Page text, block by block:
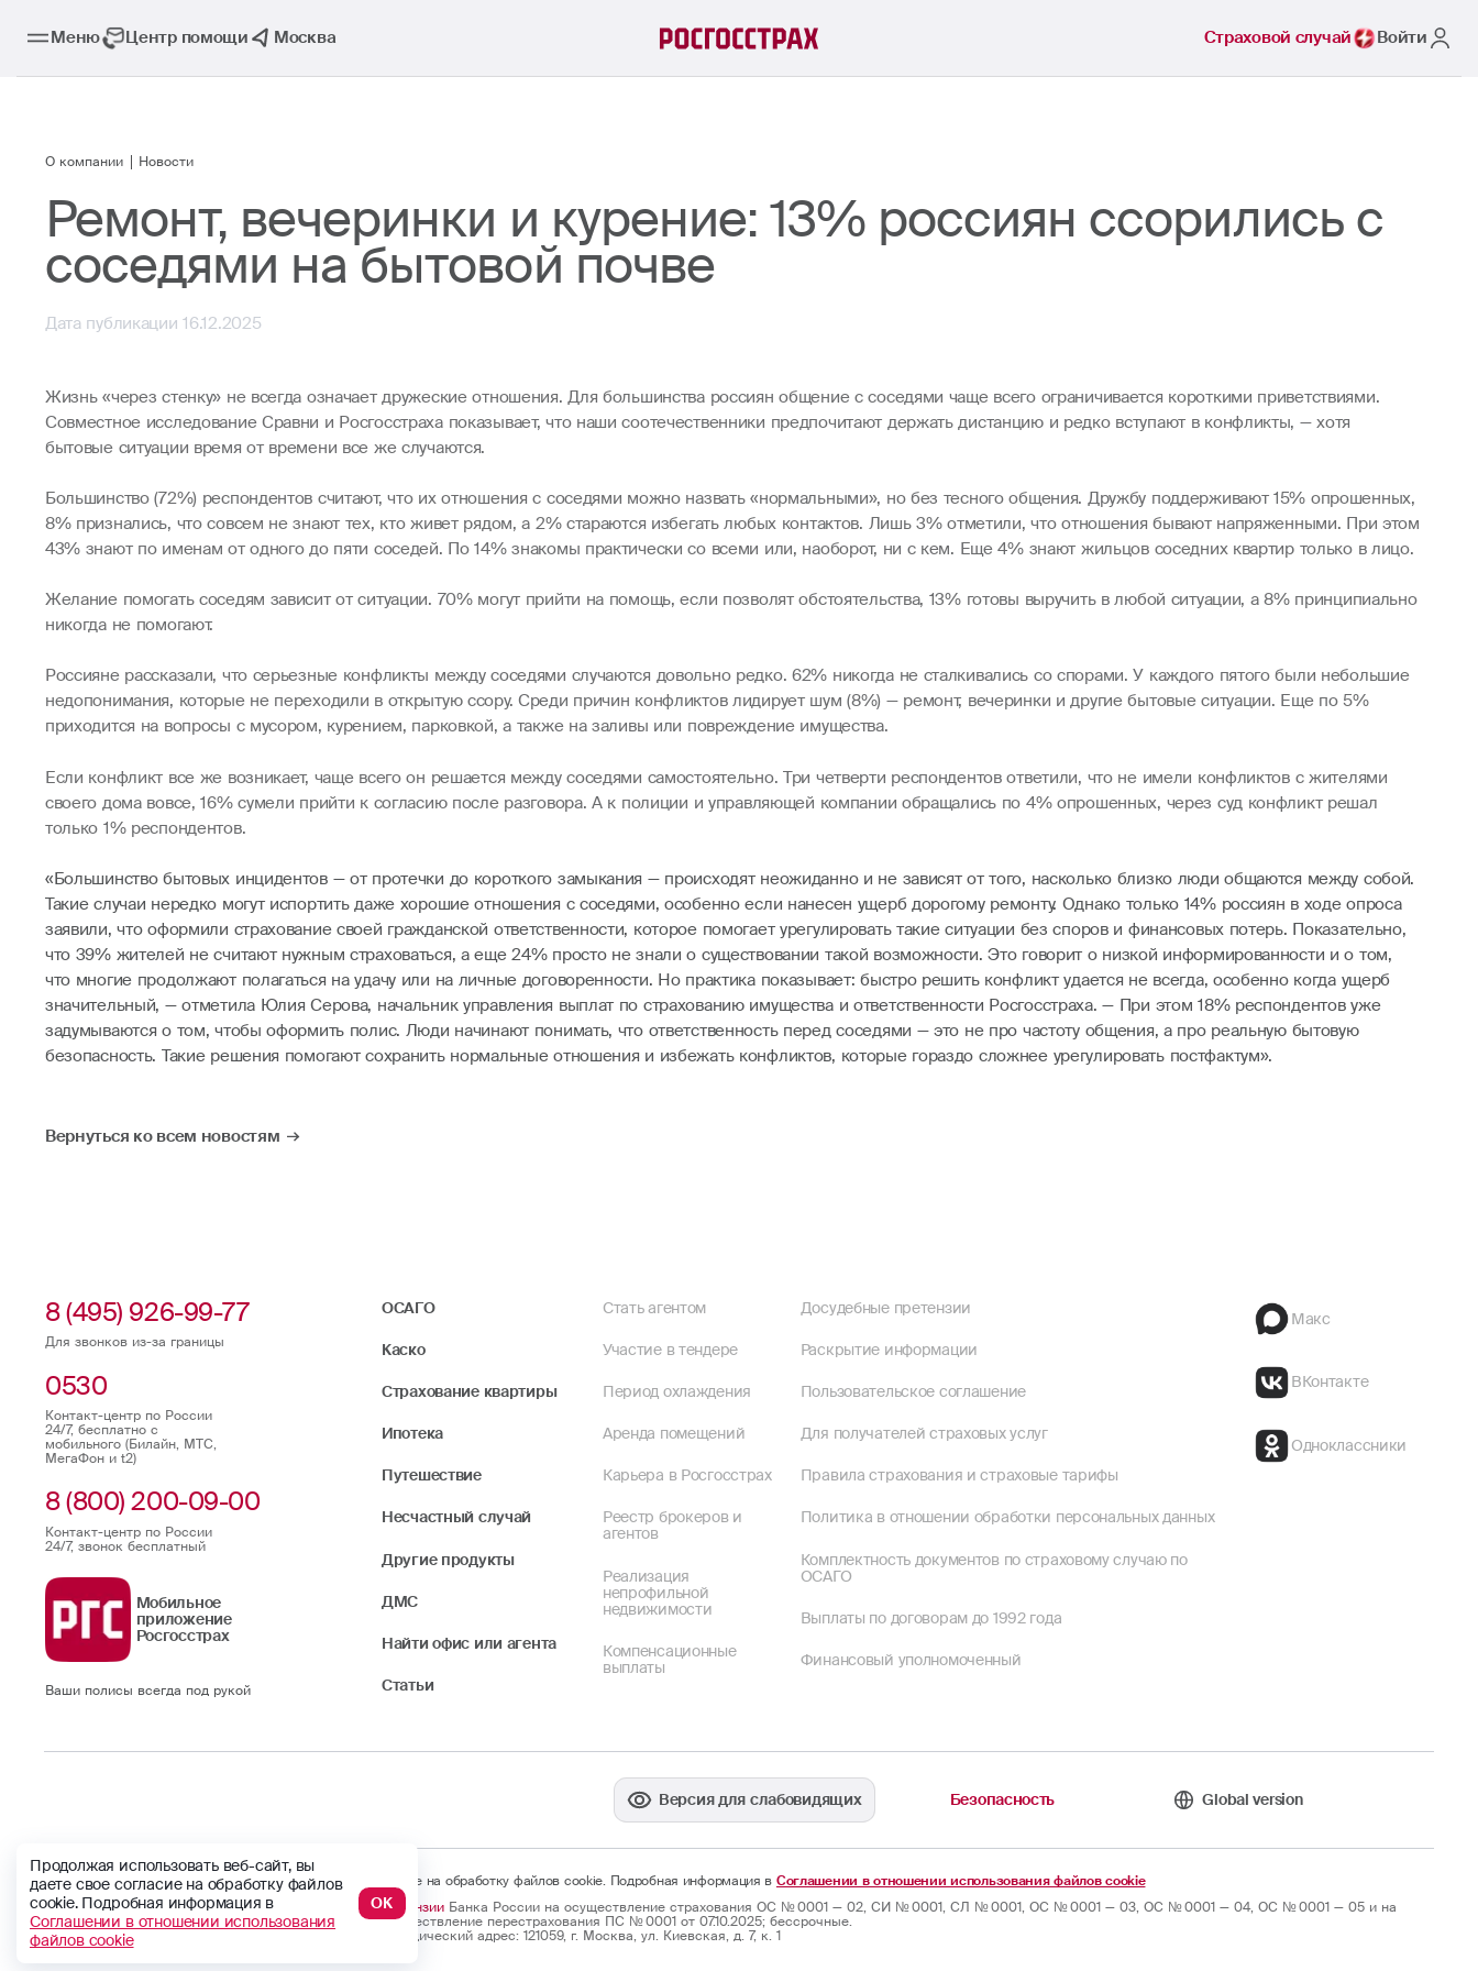
Меню Центр помощи Москва Страховой случай Войти
О компании Новости
Ремонт, вечеринки и курение: 13% россиян ссорились с
соседями на бытовой почве
Дата публикации 16.12.2025
Жизнь «через стенку» не всегда означает дружеские отношения. Для большинства россиян общение с соседями чаще всего ограничивается короткими приветствиями.
Совместное исследование Сравни и Росгосстраха показывает, что наши соотечественники предпочитают держать дистанцию и редко вступают в конфликты, — хотя
бытовые ситуации время от времени все же случаются.
Большинство (72%) респондентов считают, что их отношения с соседями можно назвать «нормальными», но без тесного общения. Дружбу поддерживают 15% опрошенных,
8% признались, что совсем не знают тех, кто живет рядом, а 2% стараются избегать любых контактов. Лишь 3% отметили, что отношения бывают напряженными. При этом
43% знают по именам от одного до пяти соседей. По 14% знакомы практически со всеми или, наоборот, ни с кем. Еще 4% знают жильцов соседних квартир только в лицо.
Желание помогать соседям зависит от ситуации. 70% могут прийти на помощь, если позволят обстоятельства, 13% готовы выручить в любой ситуации, а 8% принципиально
никогда не помогают.
Россияне рассказали, что серьезные конфликты между соседями случаются довольно редко. 62% никогда не сталкивались со спорами. У каждого пятого были небольшие
недопонимания, которые не переходили в открытую ссору. Среди причин конфликтов лидирует шум (8%) — ремонт, вечеринки и другие бытовые ситуации. Еще по 5%
приходится на вопросы с мусором, курением, парковкой, а также на заливы или повреждение имущества.
Если конфликт все же возникает, чаще всего он решается между соседями самостоятельно. Три четверти респондентов ответили, что не имели конфликтов с жителями
своего дома вовсе, 16% сумели прийти к согласию после разговора. А к полиции и управляющей компании обращались по 4% опрошенных, через суд конфликт решал
только 1% респондентов.
«Большинство бытовых инцидентов — от протечки до короткого замыкания — происходят неожиданно и не зависят от того, насколько близко люди общаются между собой.
Такие случаи нередко могут испортить даже хорошие отношения с соседями, особенно если нанесен ущерб дорогому ремонту. Однако только 14% россиян в ходе опроса
заявили, что оформили страхование своей гражданской ответственности, которое помогает урегулировать такие ситуации без споров и финансовых потерь. Показательно,
что 39% жителей не считают нужным страховаться, а еще 24% просто не знали о существовании такой возможности. Это говорит о низкой информированности и о том,
что многие продолжают полагаться на удачу или на личные договоренности. Но практика показывает: быстро решить конфликт удается не всегда, особенно когда ущерб
значительный, — отметила Юлия Серова, начальник управления выплат по страхованию имущества и ответственности Росгосстраха. — При этом 18% респондентов уже
задумываются о том, чтобы оформить полис. Люди начинают понимать, что ответственность перед соседями — это не про частоту общения, а про реальную бытовую
безопасность. Такие решения помогают сохранить нормальные отношения и избежать конфликтов, которые гораздо сложнее урегулировать постфактум».
Вернуться ко всем новостям
8 (495) 926-99-77
Для звонков из-за границы
0530
Контакт-центр по России
24/7, бесплатно с
мобильного (Билайн, МТС,
МегаФон и t2)
8 (800) 200-09-00
Контакт-центр по России
24/7, звонок бесплатный
Мобильное
приложение
Росгосстрах
Ваши полисы всегда под рукой
ОСАГО
Каско
Страхование квартиры
Ипотека
Путешествие
Несчастный случай
Другие продукты
ДМС
Найти офис или агента
Статьи
Стать агентом
Участие в тендере
Период охлаждения
Аренда помещений
Карьера в Росгосстрах
Реестр брокеров и
агентов
Реализация
непрофильной
недвижимости
Компенсационные
выплаты
Досудебные претензии
Раскрытие информации
Пользовательское соглашение
Для получателей страховых услуг
Правила страхования и страховые тарифы
Политика в отношении обработки персональных данных
Комплектность документов по страховому случаю по
ОСАГО
Выплаты по договорам до 1992 года
Финансовый уполномоченный
Макс
ВКонтакте
Одноклассники
Версия для слабовидящих Безопасность Global version
Продолжая использовать веб-сайт, вы даете свое согласие на обработку файлов cookie. Подробная информация в Соглашении в отношении использования файлов cookie
© Официальный сайт
ПАО СК «Росгосстрах». 2009 — 2026 гг.
Страница обновлена: 22.07.2026
Лицензии Банка России на осуществление страхования ОС № 0001 — 02, СИ № 0001, СЛ № 0001, ОС № 0001 — 03, ОС № 0001 — 04, ОС № 0001 — 05 и на
осуществление перестрахования ПС № 0001 от 07.10.2025; бессрочные.
Юридический адрес: 121059, г. Москва, ул. Киевская, д. 7, к. 1
Продолжая использовать веб-сайт, вы
даете свое согласие на обработку файлов
cookie. Подробная информация в
Соглашении в отношении использования
файлов cookie
ОК